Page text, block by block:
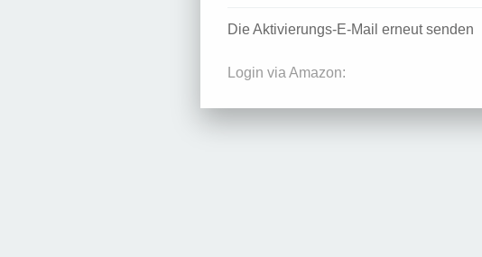
Die Aktivierungs-E-Mail erneut senden
Login via Amazon: